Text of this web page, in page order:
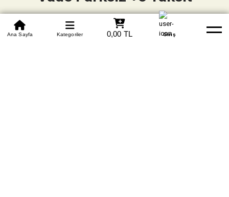
0850 305 09 70
Beden Tablosu Banka Hesapları Whatsapp Yardım
Ana Sayfa Kategoriler 0,00 TL Giriş